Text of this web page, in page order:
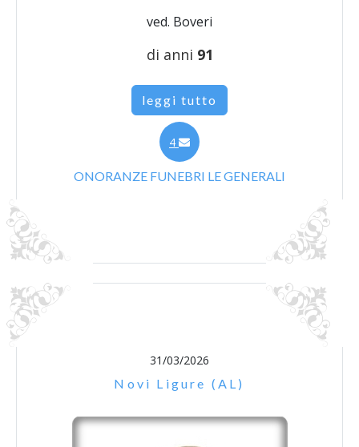
ved. Boveri
di anni 91
leggi tutto
4
ONORANZE FUNEBRI LE GENERALI
31/03/2026
Novi Ligure (AL)